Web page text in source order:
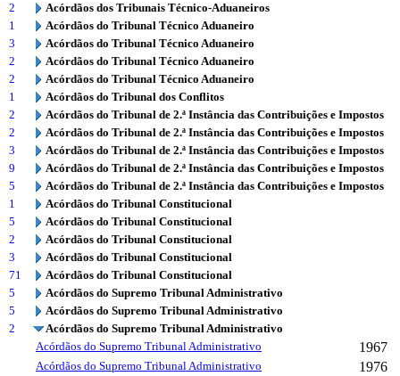
2
Acórdãos dos Tribunais Técnico-Aduaneiros
1
Acórdãos do Tribunal Técnico Aduaneiro
3
Acórdãos do Tribunal Técnico Aduaneiro
2
Acórdãos do Tribunal Técnico Aduaneiro
2
Acórdãos do Tribunal Técnico Aduaneiro
1
Acórdãos do Tribunal dos Conflitos
2
Acórdãos do Tribunal de 2.ª Instância das Contribuições e Impostos
2
Acórdãos do Tribunal de 2.ª Instância das Contribuições e Impostos
3
Acórdãos do Tribunal de 2.ª Instância das Contribuições e Impostos
9
Acórdãos do Tribunal de 2.ª Instância das Contribuições e Impostos
5
Acórdãos do Tribunal de 2.ª Instância das Contribuições e Impostos
1
Acórdãos do Tribunal Constitucional
5
Acórdãos do Tribunal Constitucional
2
Acórdãos do Tribunal Constitucional
3
Acórdãos do Tribunal Constitucional
71
Acórdãos do Tribunal Constitucional
5
Acórdãos do Supremo Tribunal Administrativo
5
Acórdãos do Supremo Tribunal Administrativo
2
Acórdãos do Supremo Tribunal Administrativo
Acórdãos do Supremo Tribunal Administrativo
1967
Acórdãos do Supremo Tribunal Administrativo 1976